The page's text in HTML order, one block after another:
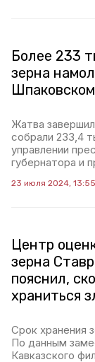
Более 233
зерна
Шпаковском
Жатва
собрали 233,4
управлении
губернатора и
23 июля 2024, 13:55
Центр
зерна
пояснил,
храниться
Срок хранения
По данным
Кавказского